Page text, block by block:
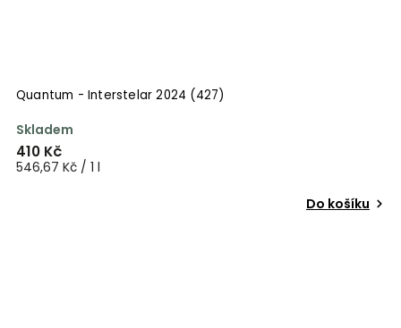
Quantum - Interstelar 2024 (427)
Skladem
410 Kč
546,67 Kč / 1 l
Do košíku